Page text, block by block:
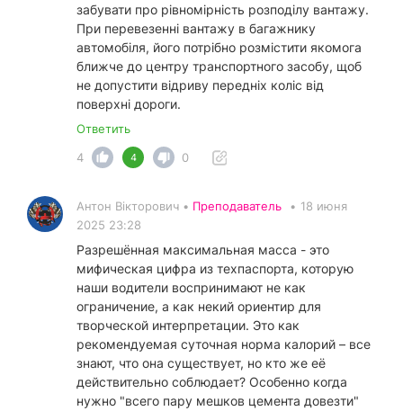
забувати про рівномірність розподілу вантажу.
При перевезенні вантажу в багажнику
автомобіля, його потрібно розмістити якомога
ближче до центру транспортного засобу, щоб
не допустити відриву передніх коліс від
поверхні дороги.
Ответить
4
4 0
Антон Вікторович • Преподаватель • 18 июня
2025 23:28
Разрешённая максимальная масса - это
мифическая цифра из техпаспорта, которую
наши водители воспринимают не как
ограничение, а как некий ориентир для
творческой интерпретации. Это как
рекомендуемая суточная норма калорий – все
знают, что она существует, но кто же её
действительно соблюдает? Особенно когда
нужно "всего пару мешков цемента довезти"